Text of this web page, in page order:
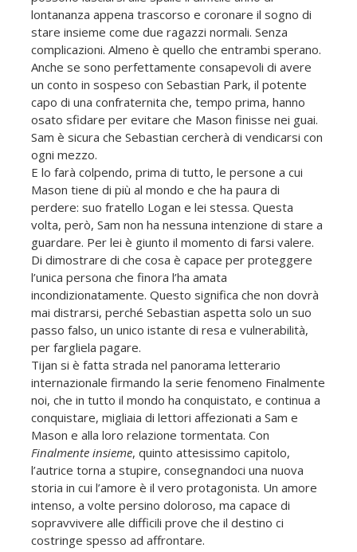
lontananza appena trascorso e coronare il sogno di
stare insieme come due ragazzi normali. Senza
complicazioni. Almeno è quello che entrambi sperano.
Anche se sono perfettamente consapevoli di avere
un conto in sospeso con Sebastian Park, il potente
capo di una confraternita che, tempo prima, hanno
osato sfidare per evitare che Mason finisse nei guai.
Sam è sicura che Sebastian cercherà di vendicarsi con
ogni mezzo.
E lo farà colpendo, prima di tutto, le persone a cui
Mason tiene di più al mondo e che ha paura di
perdere: suo fratello Logan e lei stessa. Questa
volta, però, Sam non ha nessuna intenzione di stare a
guardare. Per lei è giunto il momento di farsi valere.
Di dimostrare di che cosa è capace per proteggere
l’unica persona che finora l’ha amata
incondizionatamente. Questo significa che non dovrà
mai distrarsi, perché Sebastian aspetta solo un suo
passo falso, un unico istante di resa e vulnerabilità,
per fargliela pagare.
Tijan si è fatta strada nel panorama letterario
internazionale firmando la serie fenomeno Finalmente
noi, che in tutto il mondo ha conquistato, e continua a
conquistare, migliaia di lettori affezionati a Sam e
Mason e alla loro relazione tormentata. Con
Finalmente insieme, quinto attesissimo capitolo,
l’autrice torna a stupire, consegnandoci una nuova
storia in cui l’amore è il vero protagonista. Un amore
intenso, a volte persino doloroso, ma capace di
sopravvivere alle difficili prove che il destino ci
costringe spesso ad affrontare.